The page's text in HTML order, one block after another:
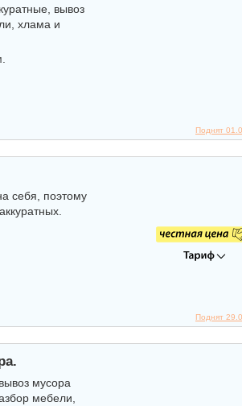
Поднят
вывоз
хлама и
Поднят
себя, поэтому
мусора
мебели,